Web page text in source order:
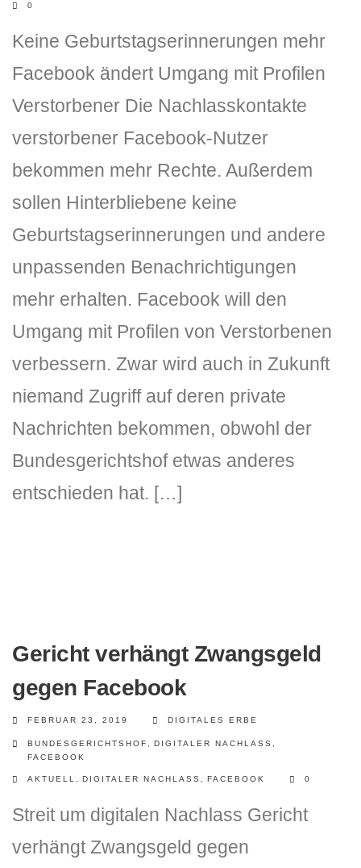
0
Keine Geburtstagserinnerungen mehr
Facebook ändert Umgang mit Profilen
Verstorbener Die Nachlasskontakte
verstorbener Facebook-Nutzer
bekommen mehr Rechte. Außerdem
sollen Hinterbliebene keine
Geburtstagserinnerungen und andere
unpassenden Benachrichtigungen
mehr erhalten. Facebook will den
Umgang mit Profilen von Verstorbenen
verbessern. Zwar wird auch in Zukunft
niemand Zugriff auf deren private
Nachrichten bekommen, obwohl der
Bundesgerichtshof etwas anderes
entschieden hat. […]
Gericht verhängt Zwangsgeld
gegen Facebook
FEBRUAR 23, 2019 DIGITALES ERBE
BUNDESGERICHTSHOF DIGITALER NACHLASS
FACEBOOK
AKTUELL DIGITALER NACHLASS FACEBOOK 0
Streit um digitalen Nachlass Gericht
verhängt Zwangsgeld gegen